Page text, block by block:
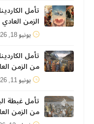
تأمل
الزمن
يونيو 18, 2026
تأمل
من الزمن
يونيو 11, 2026
تأمل غبطة
من الزمن